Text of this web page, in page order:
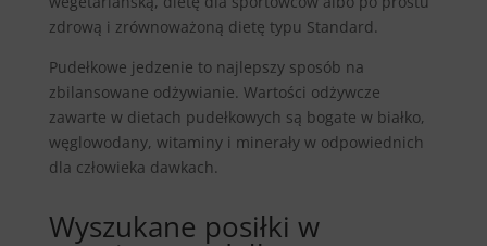
zdrową i zrównoważoną dietę typu Standard.
Pudełkowe jedzenie to najlepszy sposób na
zbilansowane odżywianie. Wartości odżywcze
zawarte w dietach pudełkowych są bogate w białko,
węglowodany, witaminy i minerały w odpowiednich
dla człowieka dawkach.
Wyszukane posiłki w